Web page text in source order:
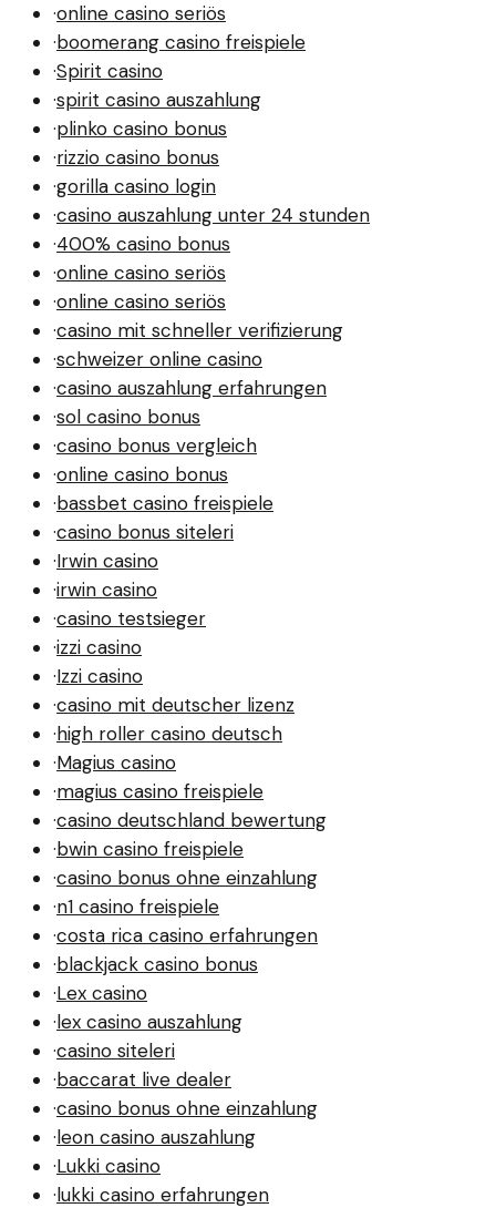
·online casino seriös
·boomerang casino freispiele
·Spirit casino
·spirit casino auszahlung
·plinko casino bonus
·rizzio casino bonus
·gorilla casino login
·casino auszahlung unter 24 stunden
·400% casino bonus
·online casino seriös
·online casino seriös
·casino mit schneller verifizierung
·schweizer online casino
·casino auszahlung erfahrungen
·sol casino bonus
·casino bonus vergleich
·online casino bonus
·bassbet casino freispiele
·casino bonus siteleri
·Irwin casino
·irwin casino
·casino testsieger
·izzi casino
·Izzi casino
·casino mit deutscher lizenz
·high roller casino deutsch
·Magius casino
·magius casino freispiele
·casino deutschland bewertung
·bwin casino freispiele
·casino bonus ohne einzahlung
·n1 casino freispiele
·costa rica casino erfahrungen
·blackjack casino bonus
·Lex casino
·lex casino auszahlung
·casino siteleri
·baccarat live dealer
·casino bonus ohne einzahlung
·leon casino auszahlung
·Lukki casino
·lukki casino erfahrungen